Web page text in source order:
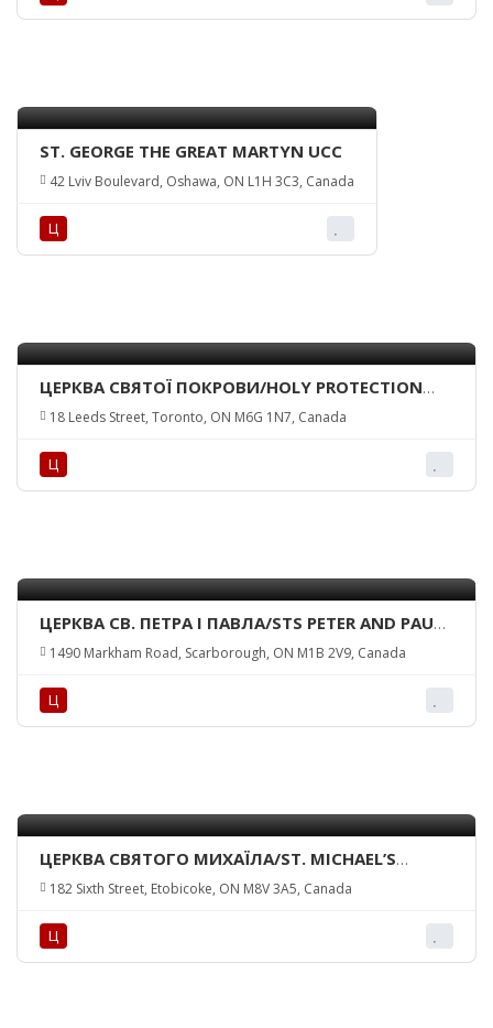
ST. GEORGE THE GREAT MARTYN UCC
42 Lviv Boulevard, Oshawa, ON L1H 3C3, Canada
Ц
ЦЕРКВА СВЯТОЇ ПОКРОВИ/HOLY PROTECTION
CHURCH
18 Leeds Street, Toronto, ON M6G 1N7, Canada
Ц
ЦЕРКВА СВ. ПЕТРА І ПАВЛА/STS PETER AND PAUL
CHURCH
1490 Markham Road, Scarborough, ON M1B 2V9, Canada
Ц
ЦЕРКВА СВЯТОГО МИХАЇЛА/ST. MICHAEL’S
CHURCH
182 Sixth Street, Etobicoke, ON M8V 3A5, Canada
Ц